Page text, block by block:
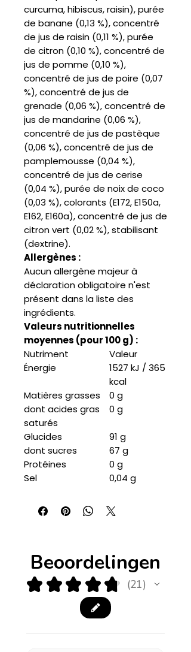
curcuma, hibiscus, raisin), purée
de banane (0,13 %), concentré
de jus de raisin (0,11 %), purée
de citron (0,10 %), concentré de
jus de pomme (0,10 %),
concentré de jus de poire (0,07
%), concentré de jus de
grenade (0,06 %), concentré de
jus de mandarine (0,06 %),
concentré de jus de pastèque
(0,06 %), concentré de jus de
pamplemousse (0,04 %),
concentré de jus de cerise
(0,04 %), purée de noix de coco
(0,03 %), colorants (E172, E150a,
E162, E160a), concentré de jus de
citron vert (0,02 %), stabilisant
(dextrine).
Allergènes :
Aucun allergène majeur à
déclaration obligatoire n'est
présent dans la liste des
ingrédients.
Valeurs nutritionnelles
moyennes (pour 100 g) :
Nutriment
Valeur
Énergie
1527 kJ / 365
kcal
Matières grasses
0 g
dont acides gras
saturés
0 g
Glucides
91 g
dont sucres
67 g
Protéines
0 g
Sel
0,04 g
Beoordelingen
★ ★ ★ ★ ★ 21
21